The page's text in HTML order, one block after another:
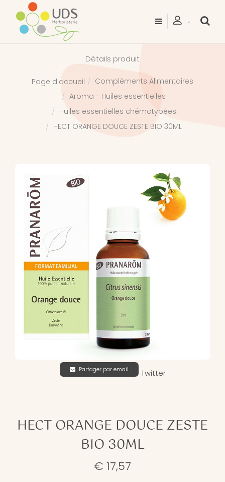
Détails produit
Page d'accueil
Compléments Alimentaires
Aroma - Huiles essentielles
Huiles essentielles chémotypées
HECT ORANGE DOUCE ZESTE BIO 30ML
Partager par email Twitter
HECT ORANGE DOUCE ZESTE
BIO 30ML
€ 17,57